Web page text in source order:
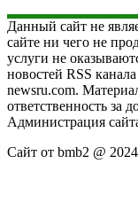
Данный сайт не
сайте ни чего не
услуги не
новостей RSS
newsru.com.
ответственность за
Администрация
Сайт от bmb2 @ 2024